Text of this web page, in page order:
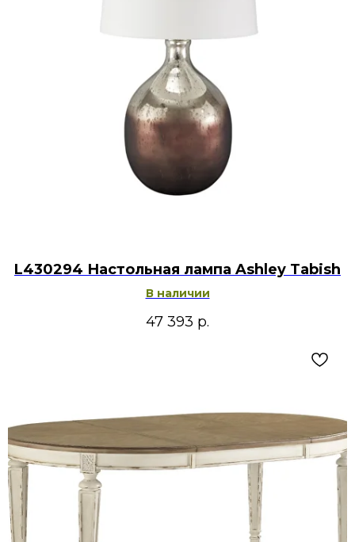
L430294 Настольная лампа Ashley Tabish
В наличии
47 393 р.